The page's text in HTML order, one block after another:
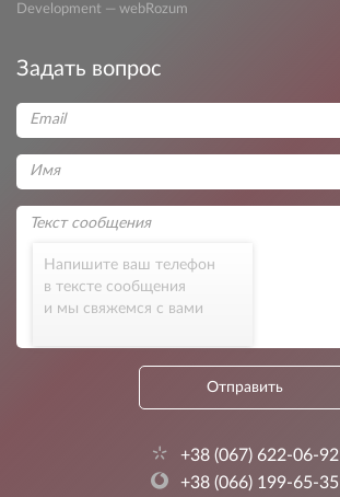
Development — webRozum
Задать вопрос
Напишите ваш телефон
в тексте сообщения
и мы свяжемся с вами
Отправить
+38 (067) 622-06-92
+38 (066) 199-65-35